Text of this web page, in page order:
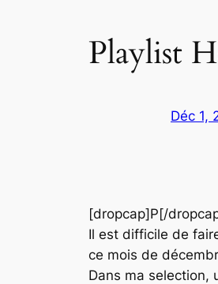
Playlist
Déc 1,
[dropcap]P[/
Il est difficile de
ce mois de
Dans ma selection,